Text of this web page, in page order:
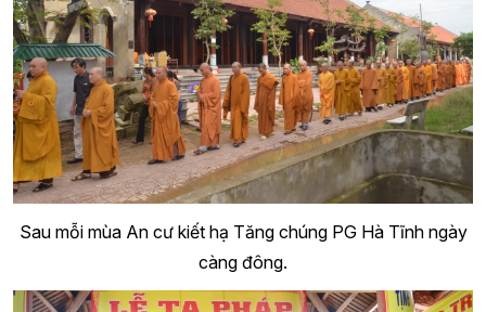
Sau mỗi mùa An cư kiết hạ Tăng chúng PG Hà Tĩnh ngày
càng đông.